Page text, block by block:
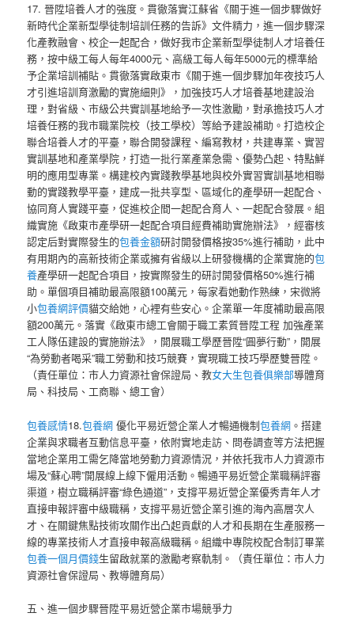
17. 晉陞培養人才的強度。貫徹落實江蘇省《關于進一個步驟做好
新時代企業新型學徒制培訓任務的告訴》文件精力，進一個步驟深
化產教融會、校企一起配合，做好我市企業新型學徒制人才培養任
務，按中級工每人每年4000元、高級工每人每年5000元的標準給
予企業培訓補貼。貫徹落實啟東市《關于進一個步驟加年夜技巧人
才引進培訓育激勵的實施細則》，加強技巧人才培養基地建設治
理，對省級、市級公共實訓基地給予一次性激勵，對承擔技巧人才
培養任務的我市職業院校（技工學校）等給予建設補助。打造校企
聯合培養人才的平臺，聯合開發課程、編寫教材，共建專業、實習
實訓基地和產業學院，打造一批行業產業急需、優勢凸起、特點鮮
明的應用型專業。構建校內實踐教學基地與校外實習實訓基地相聯
動的實踐教學平臺，建成一批共享型、區域化的產學研一起配合、
協同育人實踐平臺，促進校企間一起配合育人、一起配合發展。組
織實施《啟東市產學研一起配合項目經費補助實施辦法》，經審核
認定后對實際發生的包養金額研討開發價格按35%進行補助，此中
有用期內的高新技術企業或擁有省級以上研發機構的企業實施的包
養產學研一起配合項目，按實際發生的研討開發價格50%進行補
助。單個項目補助最高限額100萬元，每家看她動作熟練，宋微將
小包養網評價貓交給她，心裡有些安心。企業單一年度補助最高限
額200萬元。落實《啟東市總工會關于職工素質晉陞工程 加強產業
工人隊伍建設的實施辦法》，開展職工學歷晉陞“圓夢行動”，開展
“為勞動者喝采”職工勞動和技巧競賽，實現職工技巧學歷雙晉陞。
（責任單位：市人力資源社會保證局、教女大生包養俱樂部導體育
局、科技局、工商聯、總工會）
包養感情18.包養網 優化平易近營企業人才暢通機制包養網 。搭建
企業與求職者互動信息平臺，依附實地走訪、問卷調查等方法把握
當地企業用工需乞降當地勞動力資源情況，并依托我市人力資源市
場及“蘇心聘”開展線上線下僱用活動。暢通平易近營企業職稱評審
渠道，樹立職稱評審“綠色通道”，支撐平易近營企業優秀青年人才
直接申報評審中級職稱，支撐平易近營企業引進的海內高層次人
才、在關鍵焦點技術攻關作出凸起貢獻的人才和長期在生產服務一
線的專業技術人才直接申報高級職稱。組織中專院校配合制訂畢業
包養一個月價錢生留啟就業的激勵考察軌制。（責任單位：市人力
資源社會保證局、教導體育局）
五、進一個步驟晉陞平易近營企業市場競爭力